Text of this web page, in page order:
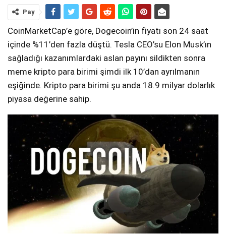
Pay
CoinMarketCap’e göre, Dogecoin’in fiyatı son 24 saat
içinde %11’den fazla düştü. Tesla CEO’su Elon Musk’ın
sağladığı kazanımlardaki aslan payını sildikten sonra
meme kripto para birimi şimdi ilk 10’dan ayrılmanın
eşiğinde. Kripto para birimi şu anda 18.9 milyar dolarlık
piyasa değerine sahip.